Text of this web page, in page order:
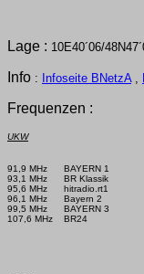
Lage : 10E40´06/
Info : Infoseite BNetzA,
Frequenzen :
UKW
91,9 MHz      BAYERN 1
93,1 MHz      BR Klassik
95,6 MHz      hitradio.rt1
96,1 MHz      Bayern 2
99,5 MHz      BAYERN 3
107,6 MHz    BR24